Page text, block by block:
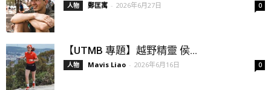
人物 鄭匡寓 - 2026年6月27日 0
【UTMB 專題】越野精靈 侯...
人物 Mavis Liao - 2026年6月16日 0